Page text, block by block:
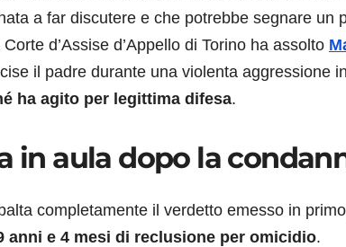
a far discutere e che potrebbe segnare un
Corte d’Assise d’Appello di Torino ha assolto
il padre durante una violenta aggressione
ha agito per legittima difesa.
in aula dopo la
completamente il verdetto emesso in
anni e 4 mesi di reclusione per omicidio.